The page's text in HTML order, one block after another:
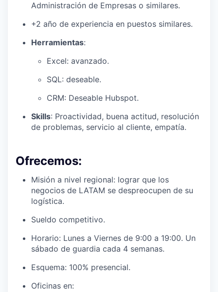
Administración de Empresas o similares.
+2 año de experiencia en puestos similares.
Herramientas:
Excel: avanzado.
SQL: deseable.
CRM: Deseable Hubspot.
Skills: Proactividad, buena actitud, resolución
de problemas, servicio al cliente, empatía.
Ofrecemos:
Misión a nivel regional: lograr que los
negocios de LATAM se despreocupen de su
logística.
Sueldo competitivo.
Horario: Lunes a Viernes de 9:00 a 19:00. Un
sábado de guardia cada 4 semanas.
Esquema: 100% presencial.
Oficinas en: